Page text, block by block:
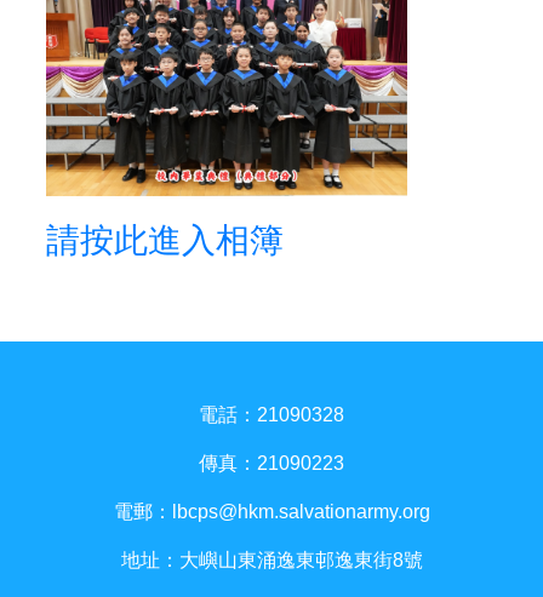
請按此進入相簿
電話：21090328
傳真：21090223
電郵： lbcps@hkm.salvationarmy.org
地址：大嶼山東涌逸東邨逸東街8號